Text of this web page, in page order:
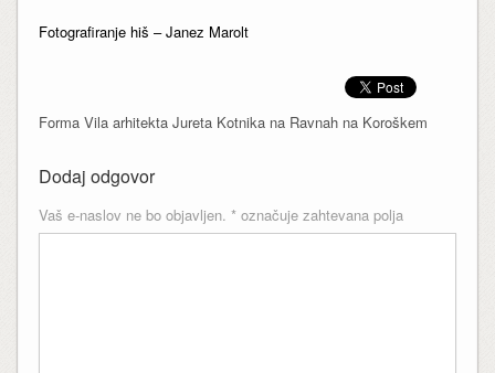
Fotografiranje hiš – Janez Marolt
Forma Vila arhitekta Jureta Kotnika na Ravnah na Koroškem
Dodaj odgovor
Vaš e-naslov ne bo objavljen. *označuje zahtevana polja